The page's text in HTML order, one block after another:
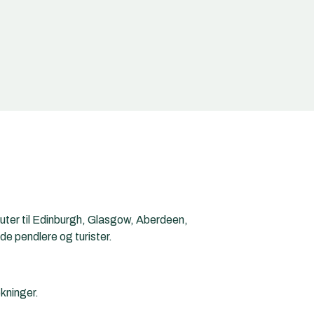
til Edinburgh, Glasgow, Aberdeen,
pendlere og turister.